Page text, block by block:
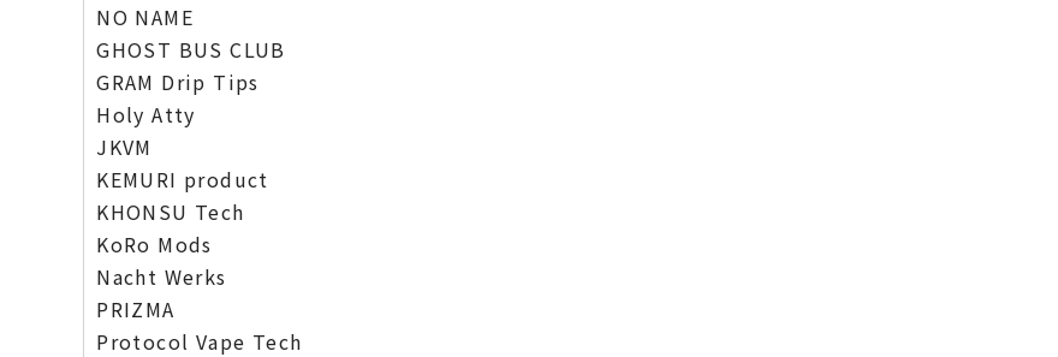
NO NAME
GHOST BUS CLUB
GRAM Drip Tips
Holy Atty
JKVM
KEMURI product
KHONSU Tech
KoRo Mods
Nacht Werks
PRIZMA
Protocol Vape Tech